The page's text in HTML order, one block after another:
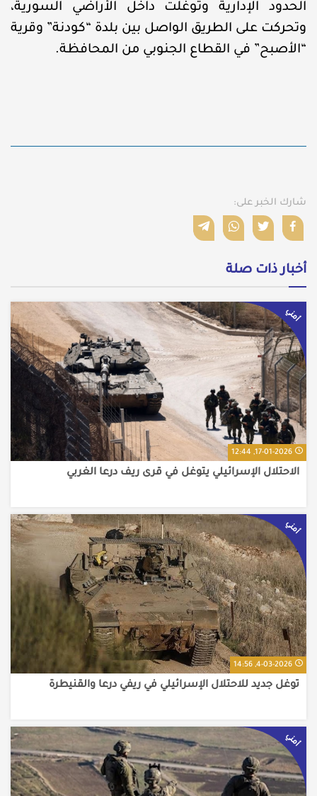
الحدود الإدارية وتوغلت داخل الأراضي السورية،
وتحركت على الطريق الواصل بين بلدة “كودنة” وقرية
“الأصبح” في القطاع الجنوبي من المحافظة.
شارك الخبر على:
أخبار ذات صلة
أمني
17-01-2026, 12:44
الاحتلال الإسرائيلي يتوغل في قرى ريف درعا الغربي
أمني
4-03-2026, 14:56
توغل جديد للاحتلال الإسرائيلي في ريفي درعا والقنيطرة
أمني